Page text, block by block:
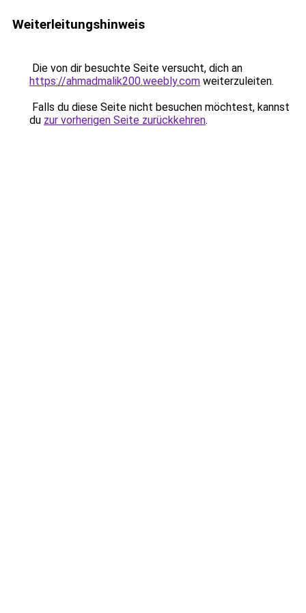
Weiterleitungshinweis
Die von dir besuchte Seite versucht, dich an
https://ahmadmalik200.weebly.com weiterzuleiten.
Falls du diese Seite nicht besuchen möchtest, kannst
du zur vorherigen Seite zurückkehren.